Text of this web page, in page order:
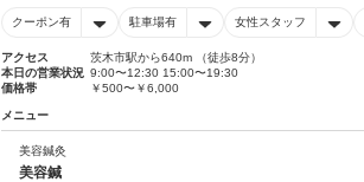
クーポン有 駐車場有 女性スタッフ
アクセス
茨木市駅から640m （徒歩8分）
本日の営業状況 9:00〜12:30 15:00〜19:30
価格帯
￥500〜￥6,000
メニュー
美容鍼灸
美容鍼